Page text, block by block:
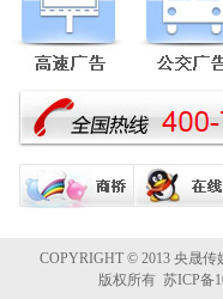
COPYRIGHT © 2013 央晟传
版权所有 苏ICP备